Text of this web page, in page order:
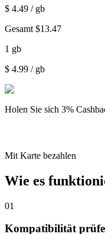
$ 4.49 / gb
Gesamt $13.47
1 gb
$ 4.99 / gb
Holen Sie sich 3%
Mit Karte bezahlen
Wie es
01
Kompatibilität